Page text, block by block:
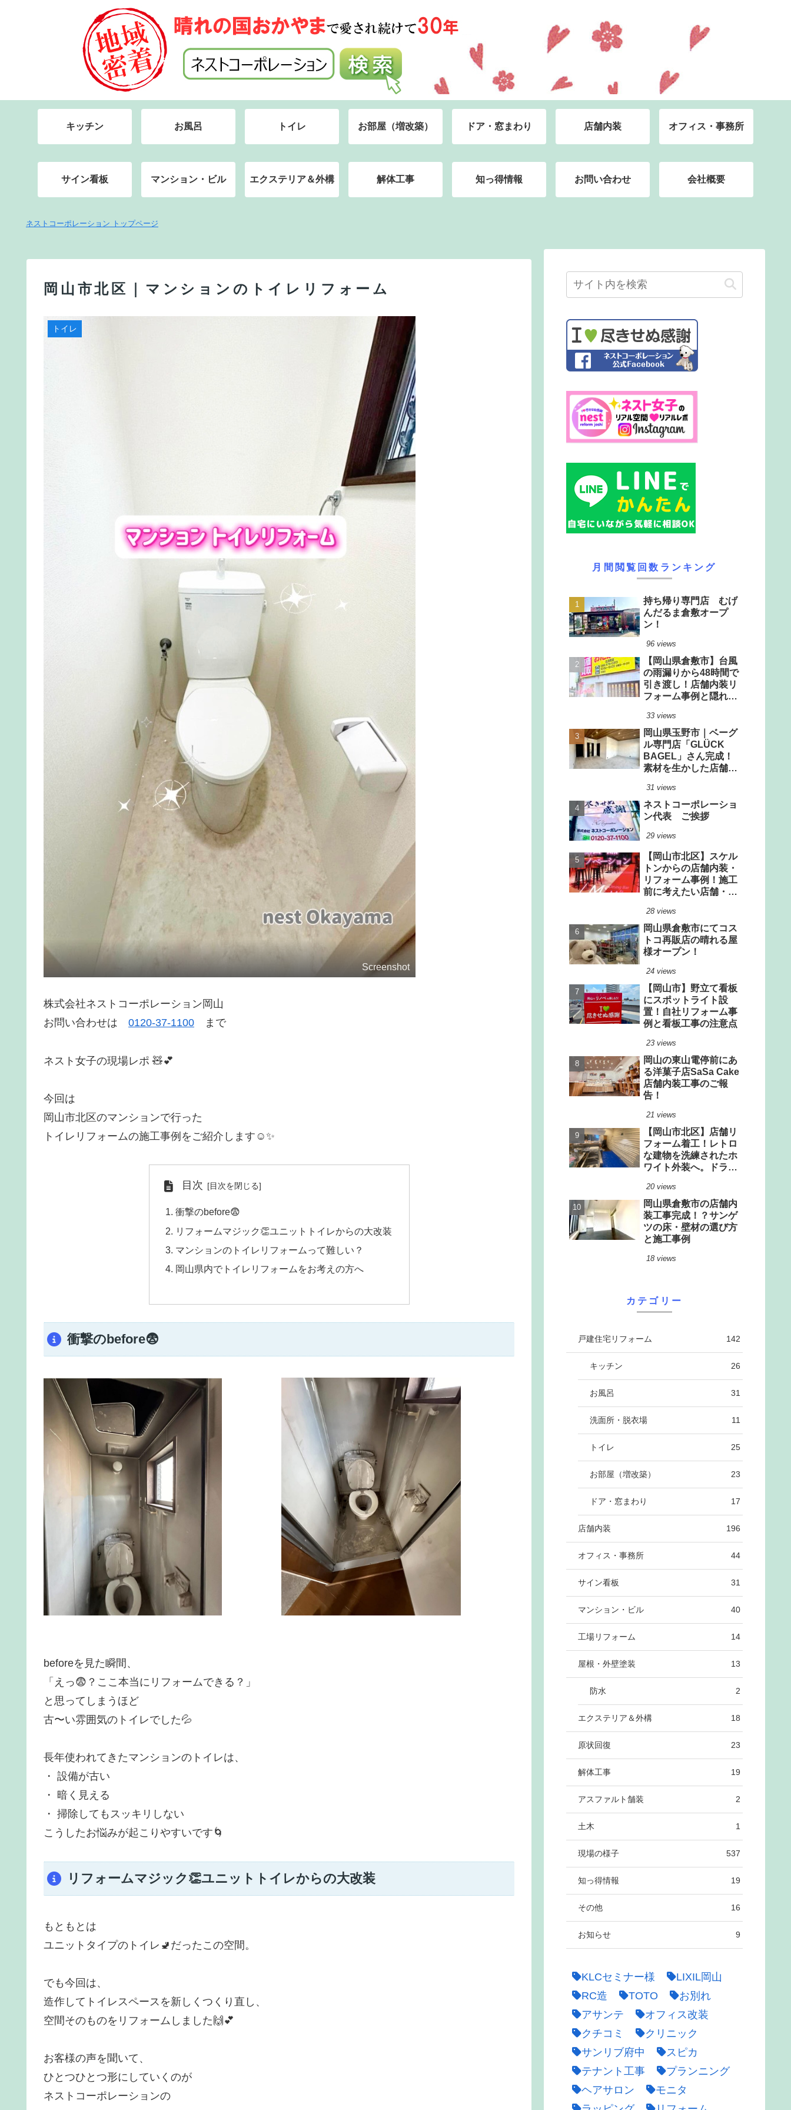
キッチン お風呂 トイレ お部屋（増改築） ドア・窓まわり 店舗内装 オフィス・事務所
サイン看板 マンション・ビル エクステリア＆外構 解体工事 知っ得情報 お問い合わせ 会社概要
ネストコーポレーション トップページ
岡山市北区｜マンションのトイレリフォーム
トイレ
Screenshot
株式会社ネストコーポレーション岡山
お問い合わせは 0120-37-1100 まで
ネスト女子の現場レポ 🧸💕
今回は
岡山市北区のマンションで行った
トイレリフォームの施工事例をご紹介します☺️✨
目次
衝撃のbefore😨
リフォームマジック👏ユニットトイレからの大改装
マンションのトイレリフォームって難しい？
岡山県内でトイレリフォームをお考えの方へ
衝撃のbefore😨
beforeを見た瞬間、
「えっ😨？ここ本当にリフォームできる？」
と思ってしまうほど
古〜い雰囲気のトイレでした💦
長年使われてきたマンションのトイレは、
・ 設備が古い
・ 暗く見える
・ 掃除してもスッキリしない
こうしたお悩みが起こりやすいです🌀
リフォームマジック👏ユニットトイレからの大改装
もともとは
ユニットタイプのトイレ🚽だったこの空間。
でも今回は、
造作してトイレスペースを新しくつくり直し、
空間そのものをリフォームしました🙌💕
お客様の声を聞いて、
ひとつひとつ形にしていくのが
ネストコーポレーションの
月間閲覧回数ランキング
持ち帰り専門店 むげ
んだるま倉敷オープ
ン！
96 views
【岡山県倉敷市】台風
の雨漏りから48時間で
引き渡し！店舗内装リ
フォーム事例と隠れた
方
33 views
岡山県玉野市｜ベーグ
ル専門店「GLÜCK
BAGEL」さん完成！
素材を生かした店舗改
31 views
ネストコーポレーショ
ン代表 ご挨拶
29 views
【岡山市北区】スケル
トンからの店舗内装・
リフォーム事例！施工
前に考えたい店舗・厨
28 views
岡山県倉敷市にてコス
トコ再販店の晴れる屋
様オープン！
24 views
【岡山市】野立て看板
にスポットライト設
置！自社リフォーム事
例と看板工事の注意点
23 views
岡山の東山電停前にあ
る洋菓子店SaSa Cake
店舗内装工事のご報
告！
21 views
【岡山市北区】店舗リ
フォーム着工！レトロ
な建物を洗練されたホ
ワイト外装へ。ドライ
ベーション
20 views
岡山県倉敷市の店舗内
装工事完成！？サンゲ
ツの床・壁材の選び方
と施工事例
18 views
カテゴリー
戸建住宅リフォーム 142
キッチン 26
お風呂 31
洗面所・脱衣場 11
トイレ 25
お部屋（増改築） 23
ドア・窓まわり 17
店舗内装 196
オフィス・事務所 44
サイン看板 31
マンション・ビル 40
工場リフォーム 14
屋根・外壁塗装 13
防水 2
エクステリア＆外構 18
原状回復 23
解体工事 19
アスファルト舗装 2
土木 1
現場の様子 537
知っ得情報 19
その他 16
お知らせ 9
KLCセミナー様
LIXIL岡山
RC造
TOTO
お別れ
アサンテ
オフィス改装
クチコミ
クリニック
サンリブ府中
スピカ
テナント工事
プランニング
ヘアサロン
モニタ